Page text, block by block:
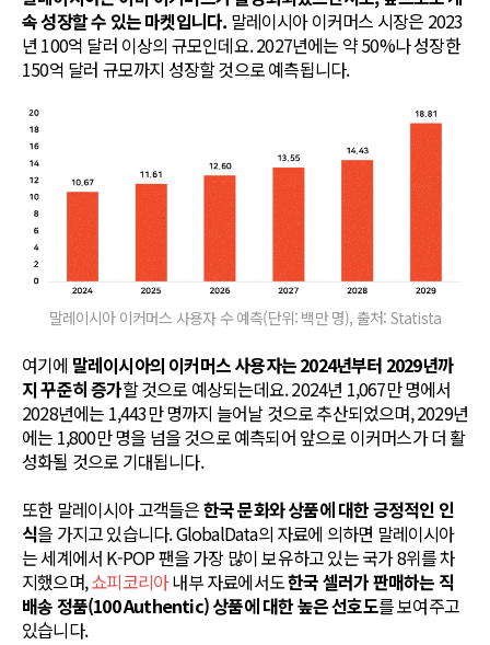
속 성장할 수 있는 마켓입니다. 말레이시아 이커머스 시장은 2023
년 100억 달러 이상의 규모인데요. 2027년에는 약 50%나 성장한
150억 달러 규모까지 성장할 것으로 예측됩니다.
말레이시아 이커머스 사용자 수 예측(단위: 백만 명), 출처: Statista
여기에 말레이시아의 이커머스 사용자는 2024년부터 2029년까
지 꾸준히 증가할 것으로 예상되는데요. 2024년 1,067만 명에서
2028년에는 1,443만 명까지 늘어날 것으로 추산되었으며, 2029년
에는 1,800만 명을 넘을 것으로 예측되어 앞으로 이커머스가 더 활
성화될 것으로 기대됩니다.
또한 말레이시아 고객들은한국 문화와 상품에 대한 긍정적인 인
식을 가지고 있습니다. GlobalData의 자료에 의하면 말레이시아
는 세계에서 K-POP 팬을 가장 많이 보유하고 있는 국가 8위를 차
지했으며,쇼피코리아내부 자료에서도한국 셀러가 판매하는 직
배송 정품(100 Authentic) 상품에 대한 높은 선호도를 보여주고
있습니다.